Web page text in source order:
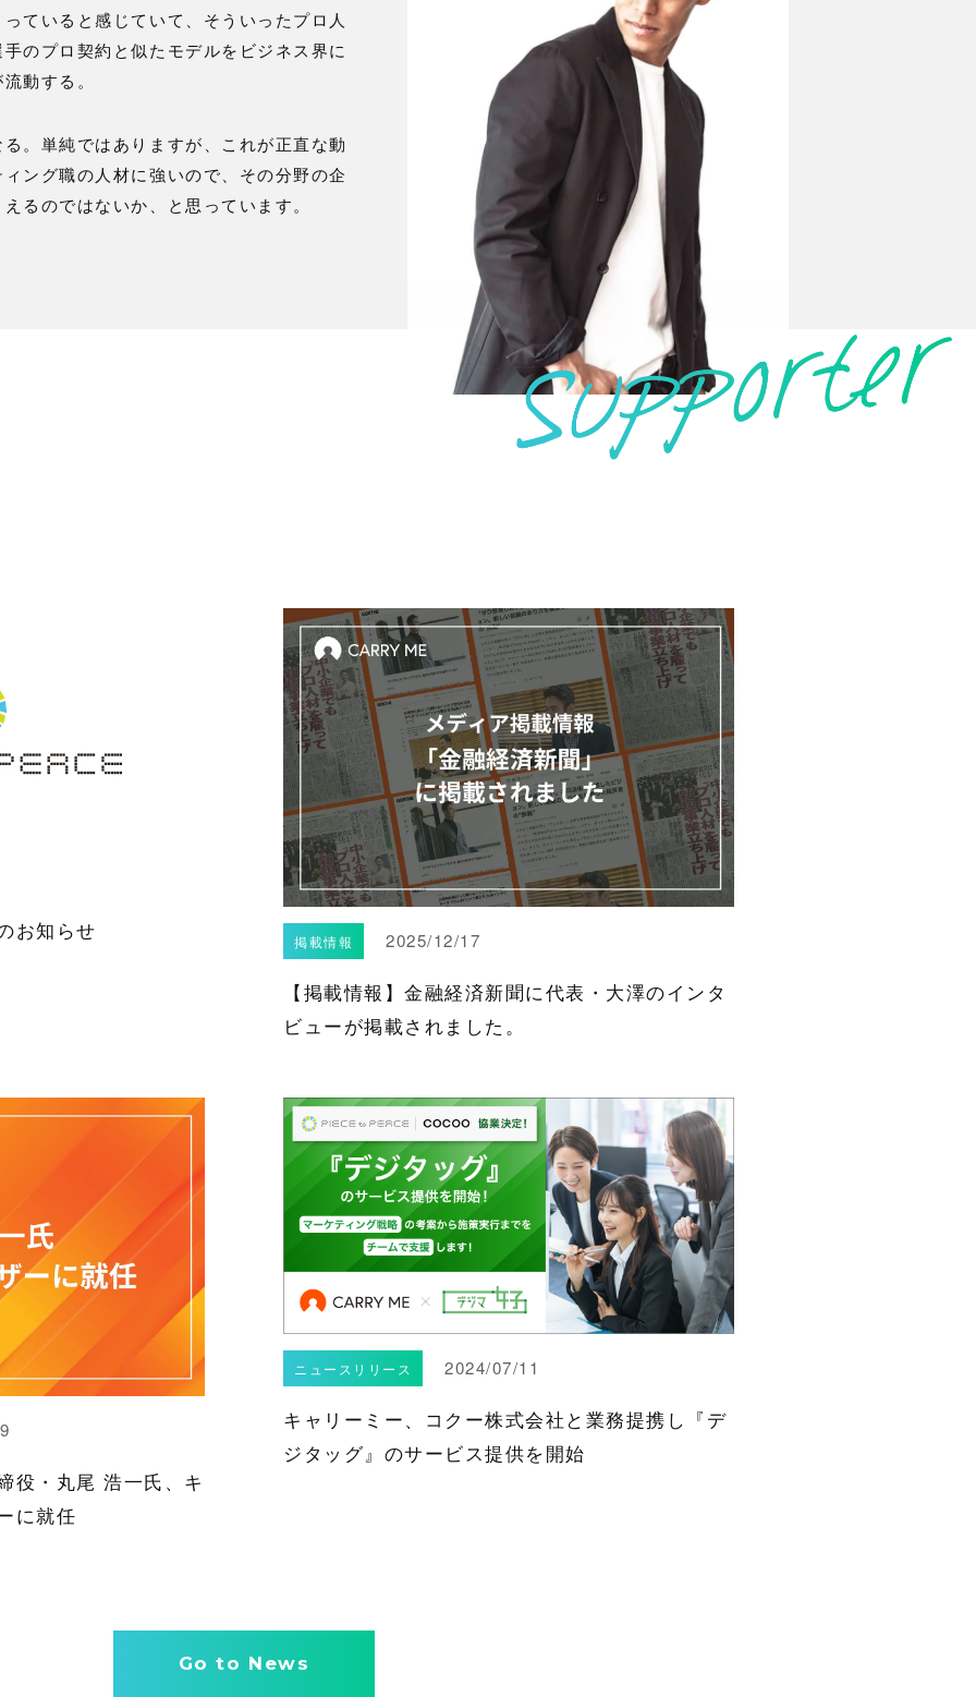
ていると感じていて、そういったプロ人
のプロ契約と似たモデルをビジネス界に
動する。
。単純ではありますが、これが正直な動
ング職の人材に強いので、その分野の企
るのではないか、と思っています。
お知らせ 掲載情報 2025/12/17
【掲載情報】金融経済新聞に代表・大澤のインタ
ビューが掲載されました。
役・丸尾 浩一氏、キ
に就任
ニュースリリース 2024/07/11
キャリーミー、コクー株式会社と業務提携し『デ
ジタッグ』のサービス提供を開始
Go to News